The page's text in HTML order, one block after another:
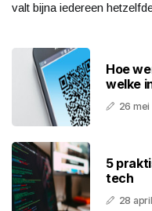
valt bijna iedereen
Hoe
welke
26
5
tech
28